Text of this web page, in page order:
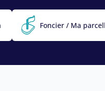
Foncier / Ma